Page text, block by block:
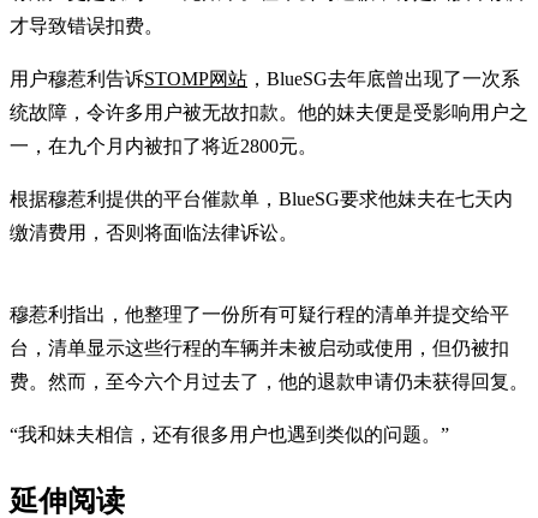
才导致错误扣费。
用户穆惹利告诉STOMP网站 ，BlueSG去年底曾出现了一次系
统故障，令许多用户被无故扣款。他的妹夫便是受影响用户之
一，在九个月内被扣了将近2800元。
根据穆惹利提供的平台催款单，BlueSG要求他妹夫在七天内
缴清费用，否则将面临法律诉讼。
穆惹利指出，他整理了一份所有可疑行程的清单并提交给平
台，清单显示这些行程的车辆并未被启动或使用，但仍被扣
费。然而，至今六个月过去了，他的退款申请仍未获得回复。
“我和妹夫相信，还有很多用户也遇到类似的问题。”
延伸阅读